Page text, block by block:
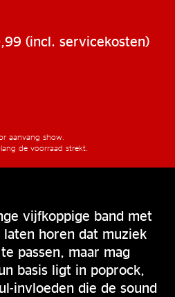
(incl. servicekosten)
aanvang show.
de voorraad strekt.
vijfkoppige band met
horen dat muziek
passen, maar mag
basis ligt in poprock,
invloeden die de sound